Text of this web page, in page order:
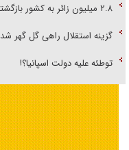
۲.۸ میلیون زائر به کشور بازگشتند
گزینه استقلال راهی گل گهر شد
توطئه علیه دولت اسپانیا؟!